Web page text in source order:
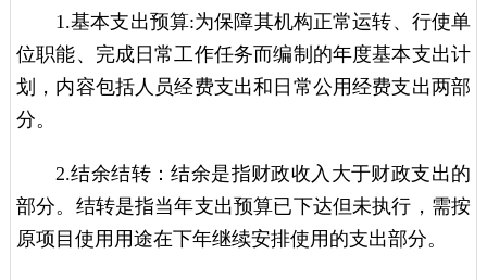
1.基本支出预算:为保障其机构正常运转、行使单
位职能、完成日常工作任务而编制的年度基本支出计
划，内容包括人员经费支出和日常公用经费支出两部
分。
2.结余结转：结余是指财政收入大于财政支出的
部分。结转是指当年支出预算已下达但未执行，需按
原项目使用用途在下年继续安排使用的支出部分。